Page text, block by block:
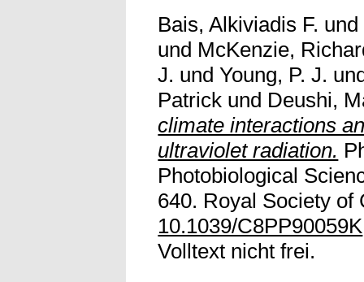
Bais, Alkiviadis F. und
und McKenzie,
J. undYoung, P. J.
Patrick und Deushi,
climate interactions
ultraviolet radiation.
Photobiological
640. Royal Society of
10.1039/C8PP90059K
Volltext nicht frei.